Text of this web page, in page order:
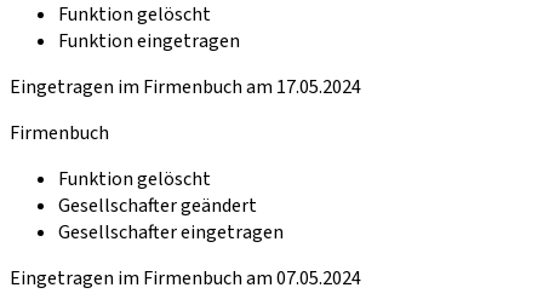
Funktion gelöscht
Funktion eingetragen
Eingetragen im Firmenbuch am 17.05.2024
Firmenbuch
Funktion gelöscht
Gesellschafter geändert
Gesellschafter eingetragen
Eingetragen im Firmenbuch am 07.05.2024